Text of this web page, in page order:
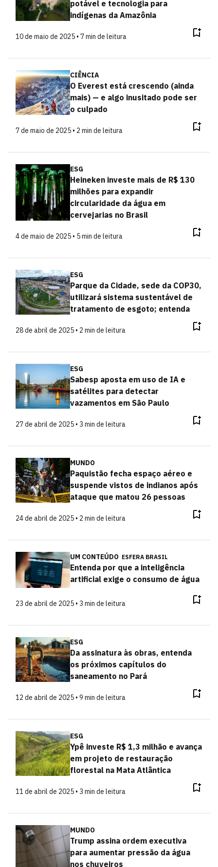
potável e tecnologia para
indígenas da Amazônia
10 de maio de 2025 • 7 min de leitura
CIÊNCIA
O Everest está crescendo (ainda
mais) — e algo inusitado pode ser
o culpado
7 de maio de 2025 • 2 min de leitura
ESG
Heineken investe mais de R$ 130
milhões para expandir
circularidade da água em
cervejarias no Brasil
4 de maio de 2025 • 5 min de leitura
ESG
Parque da Cidade, sede da COP30,
utilizará sistema sustentável de
tratamento de esgoto; entenda
28 de abril de 2025 • 2 min de leitura
ESG
Sabesp aposta em uso de IA e
satélites para detectar
vazamentos em São Paulo
27 de abril de 2025 • 3 min de leitura
MUNDO
Paquistão fecha espaço aéreo e
suspende vistos de indianos após
ataque que matou 26 pessoas
24 de abril de 2025 • 2 min de leitura
UM CONTEÚDO ESFERA BRASIL
Entenda por que a inteligência
artificial exige o consumo de água
23 de abril de 2025 • 3 min de leitura
ESG
Da assinatura às obras, entenda
os próximos capítulos do
saneamento no Pará
12 de abril de 2025 • 9 min de leitura
ESG
Ypê investe R$ 1,3 milhão e avança
em projeto de restauração
florestal na Mata Atlântica
11 de abril de 2025 • 3 min de leitura
MUNDO
Trump assina ordem executiva
para aumentar pressão da água
nos chuveiros